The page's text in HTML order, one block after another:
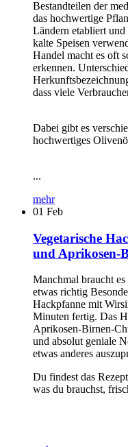
Bestandteilen der
das hochwertige
Ländern etabliert
kalte Speisen
Handel macht es oft
erkennen.
dass viele
Dabei gibt es
hochwertiges
...
mehr
01 Feb
Vegetarische
und Aprikosen-
Manchmal braucht
etwas richtig
Hackpfanne mit
Minuten fertig. Das
Aprikosen-Birnen-
und absolut geniale
etwas anderes
Du findest das
was du brauchst,